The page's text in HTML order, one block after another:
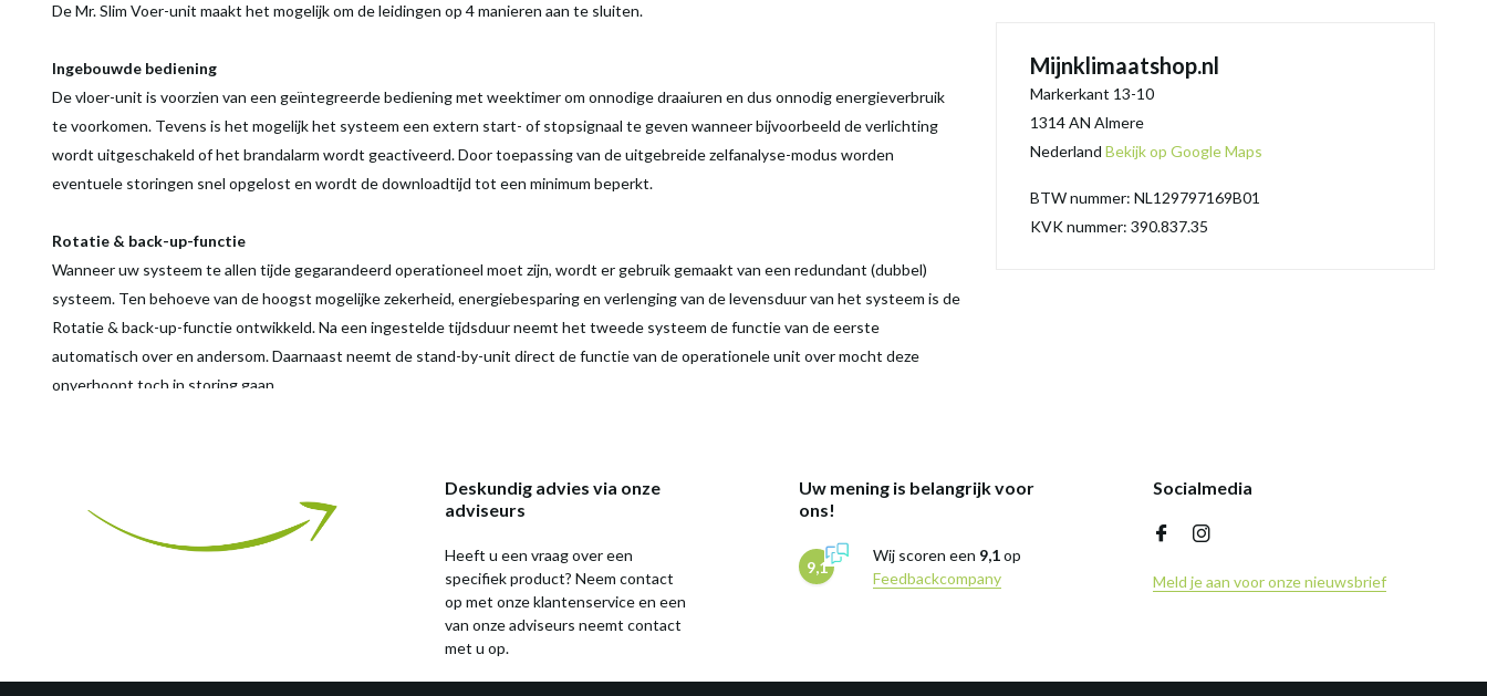
De Mr. Slim Voer-unit maakt het mogelijk om de leidingen op 4 manieren aan te sluiten.
Ingebouwde bediening
De vloer-unit is voorzien van een geïntegreerde bediening met weektimer om onnodige draaiuren en dus onnodig energieverbruik
te voorkomen. Tevens is het mogelijk het systeem een extern start- of stopsignaal te geven wanneer bijvoorbeeld de verlichting
wordt uitgeschakeld of het brandalarm wordt geactiveerd. Door toepassing van de uitgebreide zelfanalyse-modus worden
eventuele storingen snel opgelost en wordt de downloadtijd tot een minimum beperkt.
Rotatie & back-up-functie
Wanneer uw systeem te allen tijde gegarandeerd operationeel moet zijn, wordt er gebruik gemaakt van een redundant (dubbel)
systeem. Ten behoeve van de hoogst mogelijke zekerheid, energiebesparing en verlenging van de levensduur van het systeem is de
Rotatie & back-up-functie ontwikkeld. Na een ingestelde tijdsduur neemt het tweede systeem de functie van de eerste
automatisch over en andersom. Daarnaast neemt de stand-by-unit direct de functie van de operationele unit over mocht deze
onverhoopt toch in storing gaan.
Mijnklimaatshop.nl
Markerkant 13-10
1314 AN Almere
NederlandBekijk op Google Maps
BTW nummer: NL129797169B01
KVK nummer: 390.837.35
Deskundig advies via onze
adviseurs
Heeft u een vraag over een
specifiek product? Neem contact
op met onze klantenservice en een
van onze adviseurs neemt contact
met u op.
Uw mening is belangrijk voor
ons!
9,1
Wij scoren een 9,1op
Feedbackcompany
Socialmedia
Meld je aan voor onze nieuwsbrief